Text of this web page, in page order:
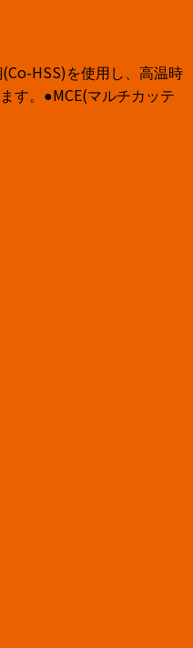
HSS)を使用し、高温時
す。●MCE(マルチカッテ